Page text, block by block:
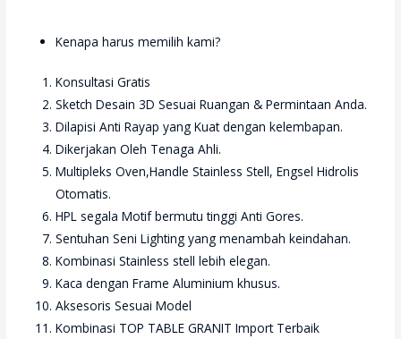
Kenapa harus memilih kami?
Konsultasi Gratis
Sketch Desain 3D Sesuai Ruangan & Permintaan Anda.
Dilapisi Anti Rayap yang Kuat dengan kelembapan.
Dikerjakan Oleh Tenaga Ahli.
Multipleks Oven,Handle Stainless Stell, Engsel Hidrolis
Otomatis.
HPL segala Motif bermutu tinggi Anti Gores.
Sentuhan Seni Lighting yang menambah keindahan.
Kombinasi Stainless stell lebih elegan.
Kaca dengan Frame Aluminium khusus.
Aksesoris Sesuai Model
Kombinasi TOP TABLE GRANIT Import Terbaik